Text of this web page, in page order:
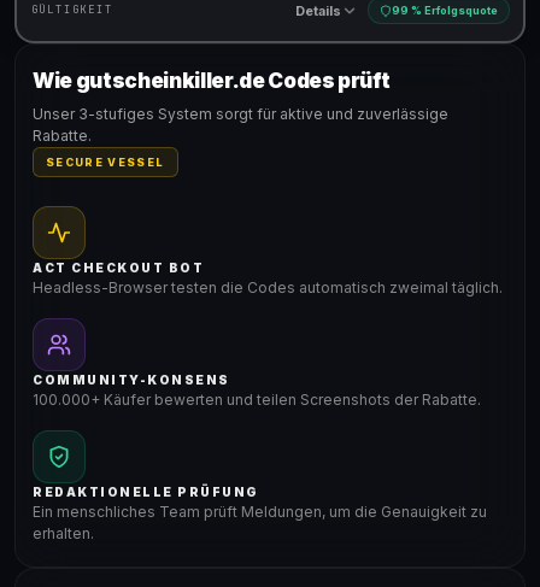
GÜLTIGKEIT Details 99 % Erfolgsquote
Gültig für teilnehmende Produkte
Wie gutscheinkiller.de Codes prüft
Unser 3-stufiges System sorgt für aktive und zuverlässige
Rabatte.
SECURE VESSEL
ACT CHECKOUT BOT
Headless-Browser testen die Codes automatisch zweimal täglich.
COMMUNITY-KONSENS
100.000+ Käufer bewerten und teilen Screenshots der Rabatte.
REDAKTIONELLE PRÜFUNG
Ein menschliches Team prüft Meldungen, um die Genauigkeit zu
erhalten.